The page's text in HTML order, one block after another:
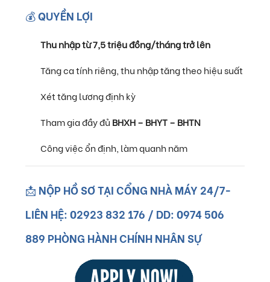
💰 QUYỀN LỢI
Thu nhập từ 7,5 triệu đồng/tháng trở lên
Tăng ca tính riêng, thu nhập tăng theo hiệu suất
Xét tăng lương định kỳ
Tham gia đầy đủ BHXH – BHYT – BHTN
Công việc ổn định, làm quanh năm
📩 NỘP HỒ SƠ TẠI CỔNG NHÀ MÁY 24/7-
LIÊN HỆ: 02923 832 176 / DD: 0974 506
889 PHÒNG HÀNH CHÍNH NHÂN SỰ